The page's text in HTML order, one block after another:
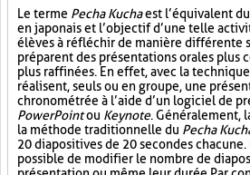
Le terme Pecha Kuchaest l’équivalent
en japonais et l’objectif d’une telle
élèves à réfléchir de manière différente
préparent des présentations orales plus
plus raffinées. En effet, avec la technique
réalisent, seuls ou en groupe, une
chronométrée à l’aide d’un logiciel de
PowerPointou Keynote. Généralement,
la méthode traditionnelle du Pecha
20 diapositives de 20 secondes
possible de modifier le nombre de